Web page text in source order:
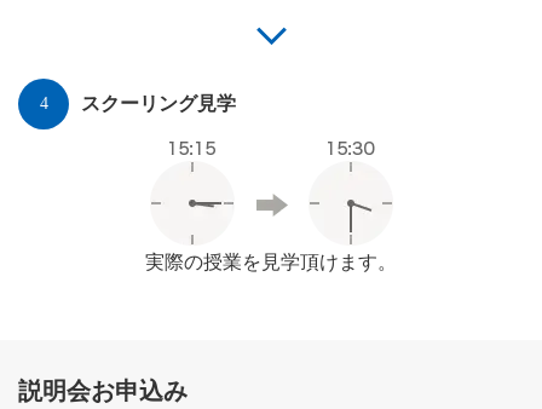
スクーリング見学
実際の授業を見学頂けます。
説明会お申込み